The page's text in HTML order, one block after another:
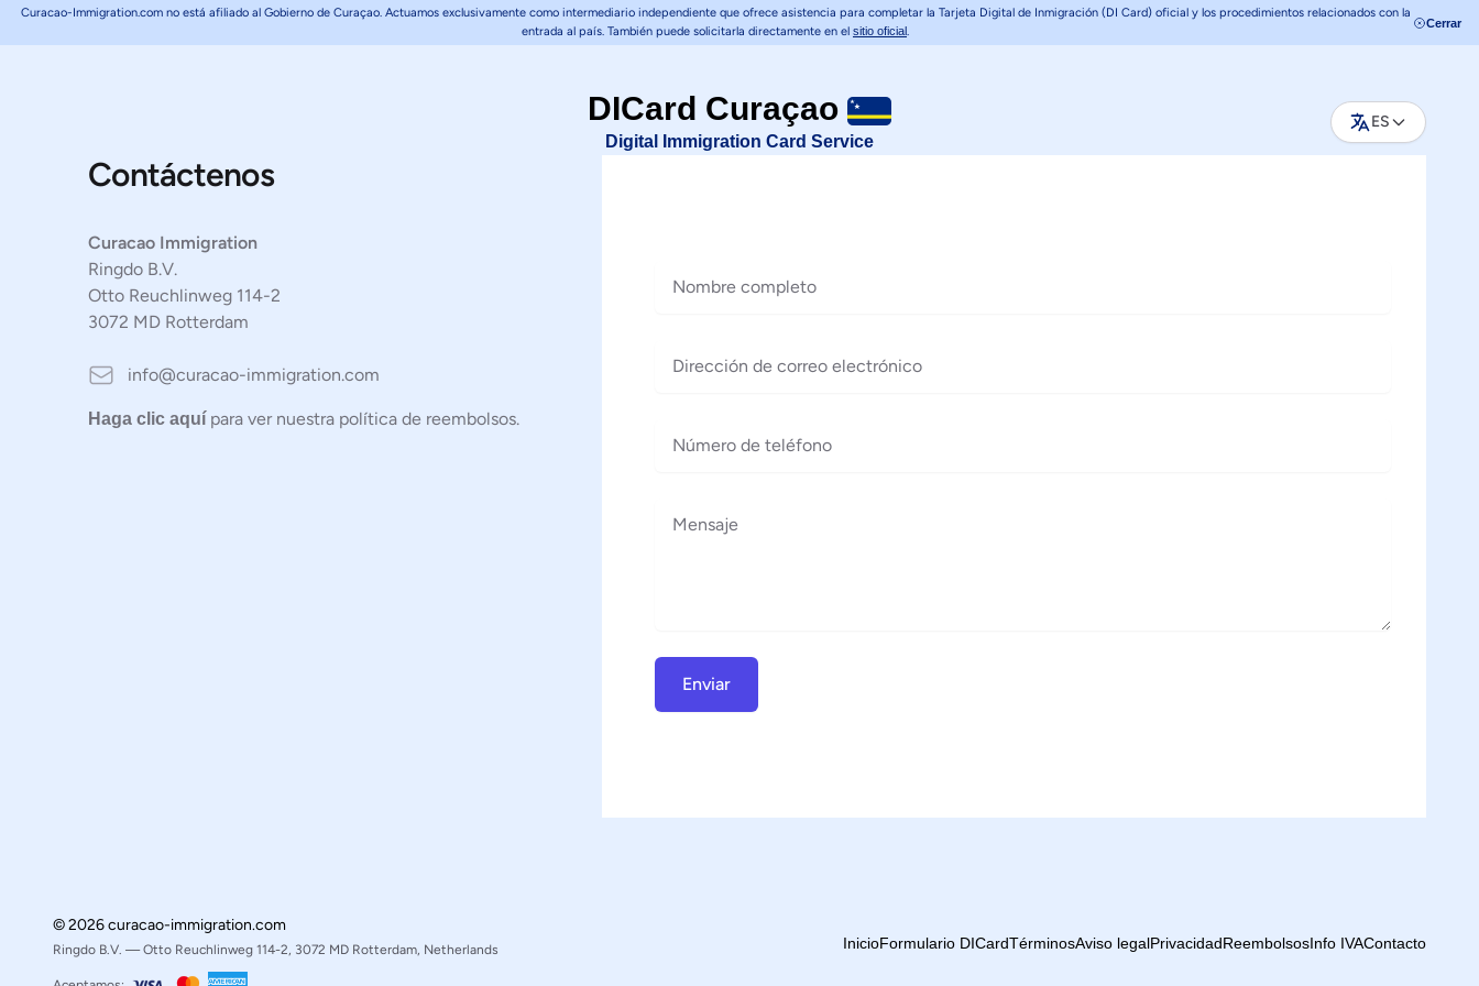
Curacao-Immigration.com no está afiliado al Gobierno de Curaçao. Actuamos exclusivamente como intermediario independiente que ofrece asistencia para completar la Tarjeta Digital de Inmigración (DI Card) oficial y los procedimientos relacionados con la
entrada al país. También puede solicitarla directamente en el sitio oficial.
Cerrar
DICard Curaçao
Digital Immigration Card Service
ES
Contáctenos
Curacao Immigration
Ringdo B.V.
Otto Reuchlinweg 114-2
3072 MD Rotterdam
Emailinfo@curacao-immigration.com
Haga clic aquípara ver nuestra política de reembolsos.
Enviar
© 2026 curacao-immigration.com
Ringdo B.V. — Otto Reuchlinweg 114-2, 3072 MD Rotterdam, Netherlands InicioFormulario DICardTérminosAviso legalPrivacidadReembolsosInfo IVAContacto